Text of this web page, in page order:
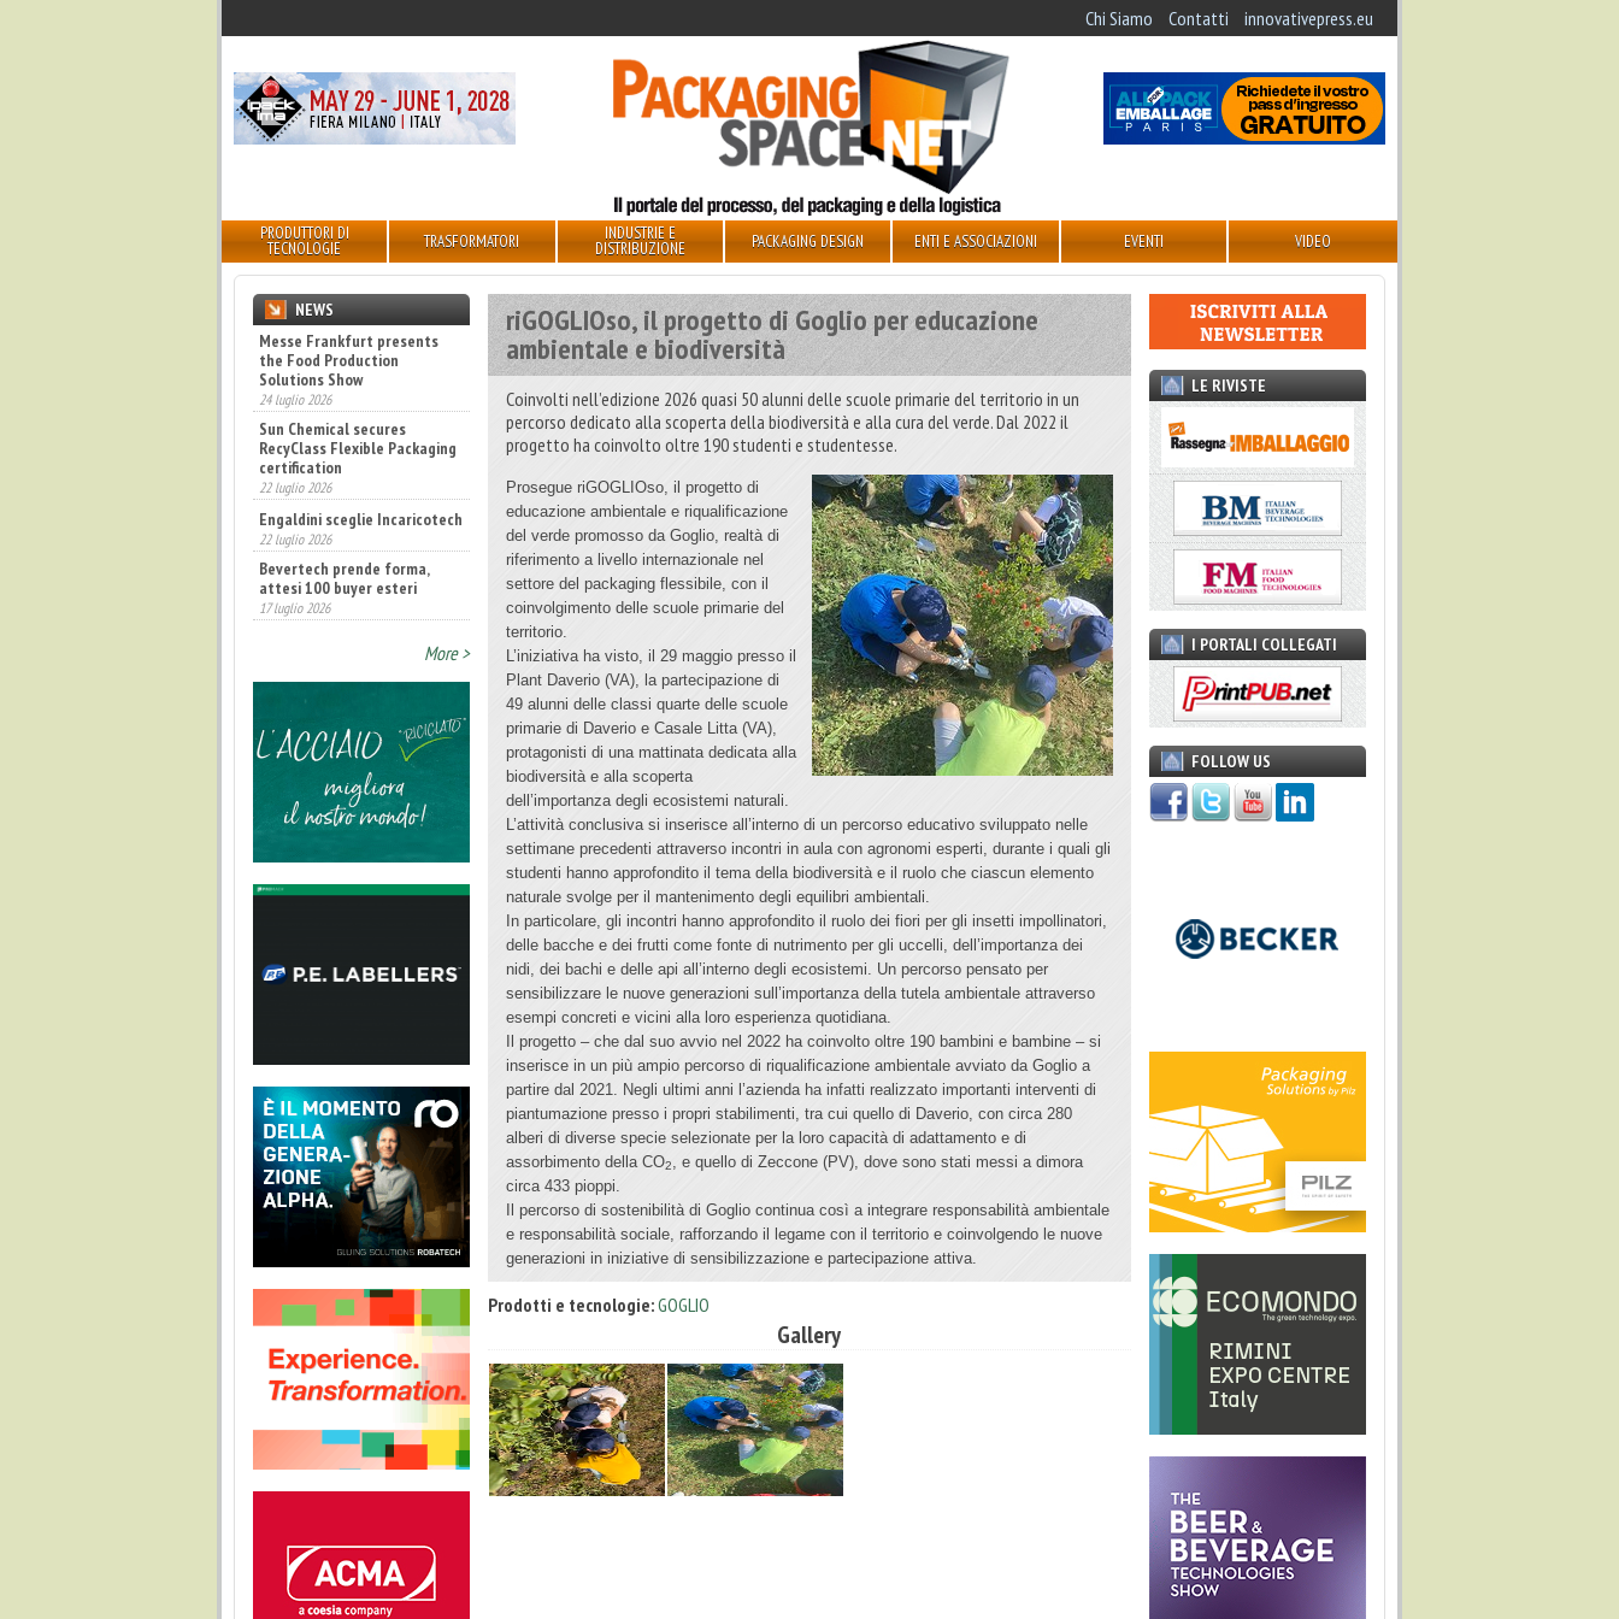
Chi Siamo Contatti innovativepress.eu
PRODUTTORI DI
TECNOLOGIE TRASFORMATORI INDUSTRIE E
DISTRIBUZIONE PACKAGING DESIGN ENTI E ASSOCIAZIONI EVENTI VIDEO
riGOGLIOso, il progetto di Goglio per educazione
ambientale e biodiversità
Coinvolti nell’edizione 2026 quasi 50 alunni delle scuole primarie del territorio in un
percorso dedicato alla scoperta della biodiversità e alla cura del verde. Dal 2022 il
progetto ha coinvolto oltre 190 studenti e studentesse.
Prosegue riGOGLIOso, il progetto di
educazione ambientale e riqualificazione
del verde promosso da Goglio, realtà di
riferimento a livello internazionale nel
settore del packaging flessibile, con il
coinvolgimento delle scuole primarie del
territorio.
L’iniziativa ha visto, il 29 maggio presso il
Plant Daverio (VA), la partecipazione di
49 alunni delle classi quarte delle scuole
primarie di Daverio e Casale Litta (VA),
protagonisti di una mattinata dedicata alla
biodiversità e alla scoperta
dell’importanza degli ecosistemi naturali.
L’attività conclusiva si inserisce all’interno di un percorso educativo sviluppato nelle
settimane precedenti attraverso incontri in aula con agronomi esperti, durante i quali gli
studenti hanno approfondito il tema della biodiversità e il ruolo che ciascun elemento
naturale svolge per il mantenimento degli equilibri ambientali.
In particolare, gli incontri hanno approfondito il ruolo dei fiori per gli insetti impollinatori,
delle bacche e dei frutti come fonte di nutrimento per gli uccelli, dell’importanza dei
nidi, dei bachi e delle api all’interno degli ecosistemi. Un percorso pensato per
sensibilizzare le nuove generazioni sull’importanza della tutela ambientale attraverso
esempi concreti e vicini alla loro esperienza quotidiana.
Il progetto – che dal suo avvio nel 2022 ha coinvolto oltre 190 bambini e bambine – si
inserisce in un più ampio percorso di riqualificazione ambientale avviato da Goglio a
partire dal 2021. Negli ultimi anni l’azienda ha infatti realizzato importanti interventi di
piantumazione presso i propri stabilimenti, tra cui quello di Daverio, con circa 280
alberi di diverse specie selezionate per la loro capacità di adattamento e di
assorbimento della CO2, e quello di Zeccone (PV), dove sono stati messi a dimora
circa 433 pioppi.
Il percorso di sostenibilità di Goglio continua così a integrare responsabilità ambientale
e responsabilità sociale, rafforzando il legame con il territorio e coinvolgendo le nuove
generazioni in iniziative di sensibilizzazione e partecipazione attiva.
Prodotti e tecnologie:GOGLIO
Gallery
NEWS
Messe Frankfurt presents
the Food Production
Solutions Show
24 luglio 2026
Sun Chemical secures
RecyClass Flexible Packaging
certification
22 luglio 2026
Engaldini sceglie Incaricotech
22 luglio 2026
Bevertech prende forma,
attesi 100 buyer esteri
17 luglio 2026
Diamonds Awards 2026 di FTA
More >
LE RIVISTE
I PORTALI COLLEGATI
FOLLOW US